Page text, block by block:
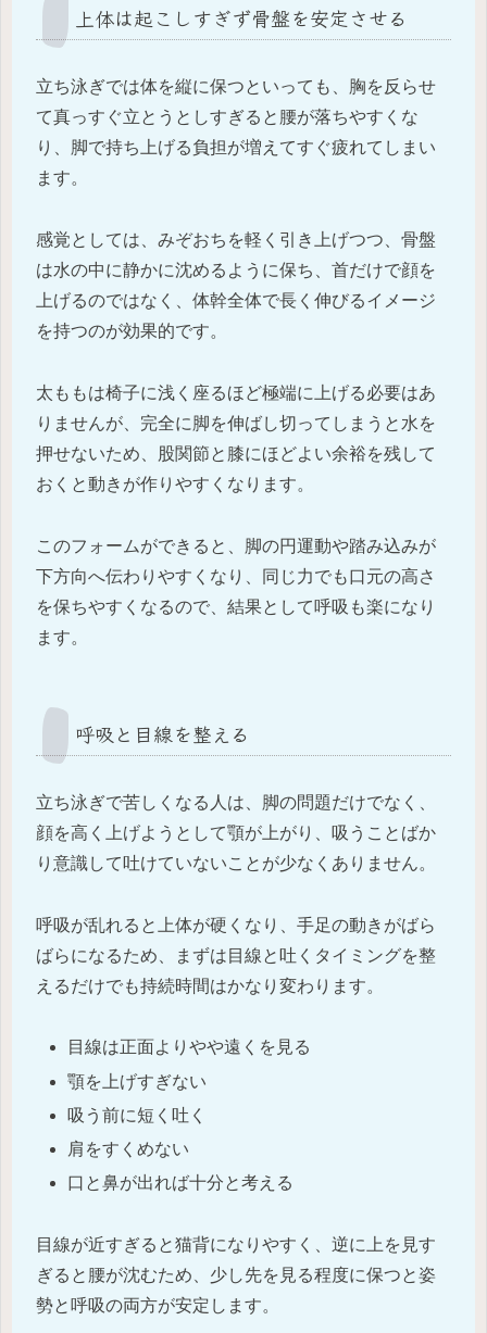
上体は起こしすぎず骨盤を安定させる
立ち泳ぎでは体を縦に保つといっても、胸を反らせ
て真っすぐ立とうとしすぎると腰が落ちやすくな
り、脚で持ち上げる負担が増えてすぐ疲れてしまい
ます。
感覚としては、みぞおちを軽く引き上げつつ、骨盤
は水の中に静かに沈めるように保ち、首だけで顔を
上げるのではなく、体幹全体で長く伸びるイメージ
を持つのが効果的です。
太ももは椅子に浅く座るほど極端に上げる必要はあ
りませんが、完全に脚を伸ばし切ってしまうと水を
押せないため、股関節と膝にほどよい余裕を残して
おくと動きが作りやすくなります。
このフォームができると、脚の円運動や踏み込みが
下方向へ伝わりやすくなり、同じ力でも口元の高さ
を保ちやすくなるので、結果として呼吸も楽になり
ます。
呼吸と目線を整える
立ち泳ぎで苦しくなる人は、脚の問題だけでなく、
顔を高く上げようとして顎が上がり、吸うことばか
り意識して吐けていないことが少なくありません。
呼吸が乱れると上体が硬くなり、手足の動きがばら
ばらになるため、まずは目線と吐くタイミングを整
えるだけでも持続時間はかなり変わります。
目線は正面よりやや遠くを見る
顎を上げすぎない
吸う前に短く吐く
肩をすくめない
口と鼻が出れば十分と考える
目線が近すぎると猫背になりやすく、逆に上を見す
ぎると腰が沈むため、少し先を見る程度に保つと姿
勢と呼吸の両方が安定します。